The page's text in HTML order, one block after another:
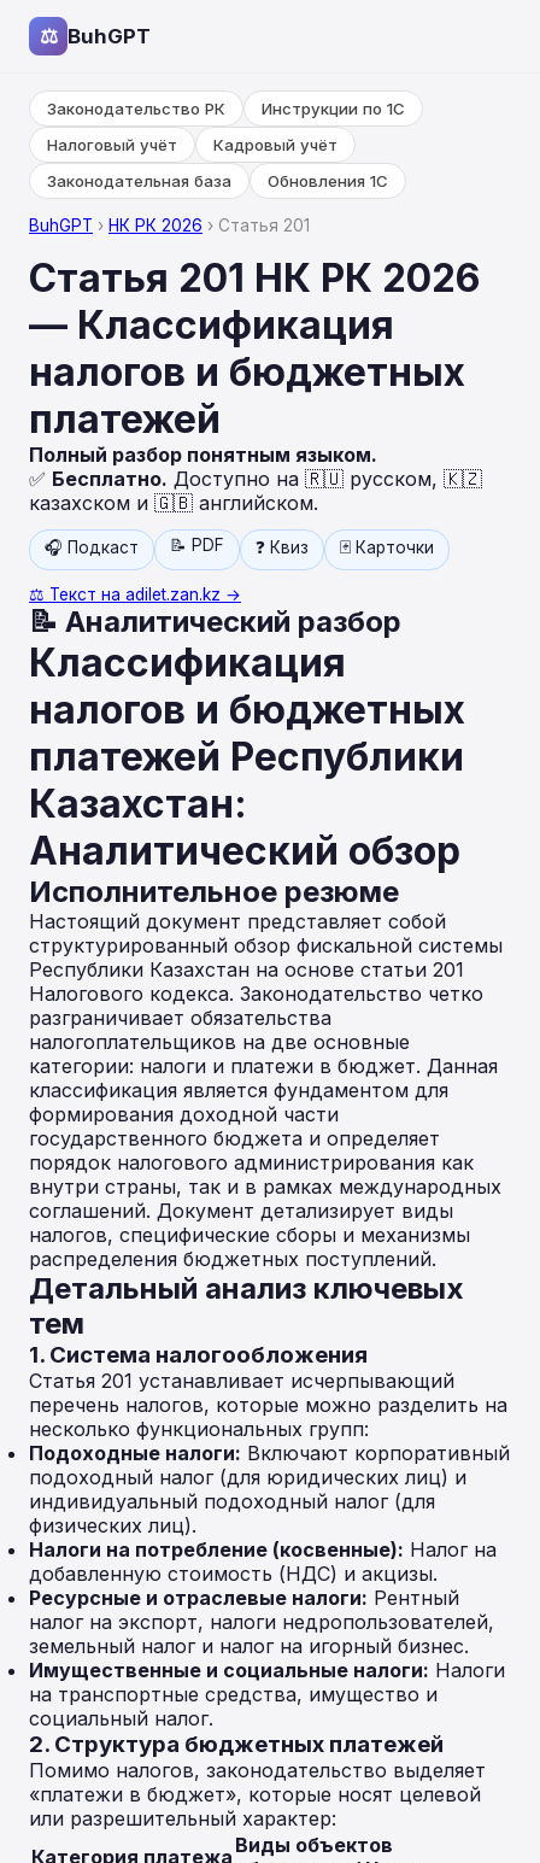
⚖ BuhGPT
Законодательство РК
Инструкции по 1С
Налоговый учёт
Кадровый учёт
Законодательная база
Обновления 1С
BuhGPT › НК РК 2026 › Статья 201
Статья 201 НК РК 2026
— Классификация
налогов и бюджетных
платежей
Полный разбор понятным языком.
✅ Бесплатно. Доступно на 🇷🇺 русском, 🇰🇿
казахском и 🇬🇧 английском.
🎧 Подкаст 📝 PDF ❓ Квиз 🃏 Карточки
⚖️ Текст на adilet.zan.kz →
📝 Аналитический разбор
Классификация
налогов и бюджетных
платежей Республики
Казахстан:
Аналитический обзор
Исполнительное резюме
Настоящий документ представляет собой
структурированный обзор фискальной системы
Республики Казахстан на основе статьи 201
Налогового кодекса. Законодательство четко
разграничивает обязательства
налогоплательщиков на две основные
категории: налоги и платежи в бюджет. Данная
классификация является фундаментом для
формирования доходной части
государственного бюджета и определяет
порядок налогового администрирования как
внутри страны, так и в рамках международных
соглашений. Документ детализирует виды
налогов, специфические сборы и механизмы
распределения бюджетных поступлений.
Детальный анализ ключевых
тем
1. Система налогообложения
Статья 201 устанавливает исчерпывающий
перечень налогов, которые можно разделить на
несколько функциональных групп:
Подоходные налоги: Включают корпоративный
подоходный налог (для юридических лиц) и
индивидуальный подоходный налог (для
физических лиц).
Налоги на потребление (косвенные): Налог на
добавленную стоимость (НДС) и акцизы.
Ресурсные и отраслевые налоги: Рентный
налог на экспорт, налоги недропользователей,
земельный налог и налог на игорный бизнес.
Имущественные и социальные налоги: Налоги
на транспортные средства, имущество и
социальный налог.
2. Структура бюджетных платежей
Помимо налогов, законодательство выделяет
«платежи в бюджет», которые носят целевой
или разрешительный характер:
Категория платежа Виды объектов